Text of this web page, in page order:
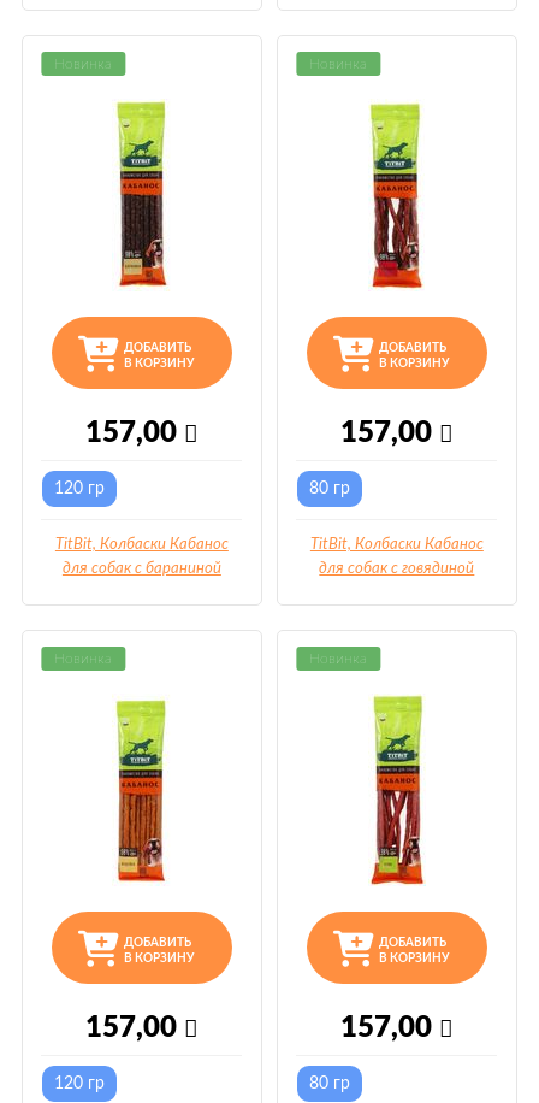
Новинка
ДОБАВИТЬ
В КОРЗИНУ
157,00
120 гр
TitBit, Колбаски Кабанос
для собак с бараниной
Новинка
ДОБАВИТЬ
В КОРЗИНУ
157,00
80 гр
TitBit, Колбаски Кабанос
для собак с говядиной
Новинка
ДОБАВИТЬ
В КОРЗИНУ
157,00
120 гр
Новинка
ДОБАВИТЬ
В КОРЗИНУ
157,00
80 гр